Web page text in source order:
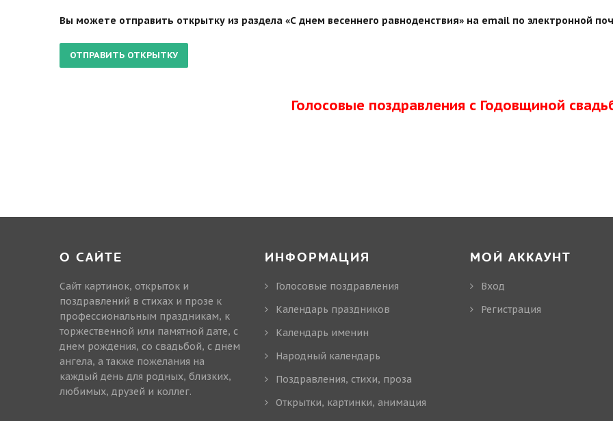
Вы можете отправить открытку из раздела «С днем весеннего равноденствия» на email по электронной
Голосовые поздравления с Годовщиной
О САЙТЕ
Сайт картинок, открыток и
поздравлений в стихах и прозе к
профессиональным праздникам, к
торжественной или памятной дате, с
днем рождения, со свадьбой, с днем
ангела, а также пожелания на
каждый день для родных, близких,
любимых, друзей и коллег.
ИНФОРМАЦИЯ
Голосовые поздравления
Календарь праздников
Календарь именин
Народный календарь
Поздравления, стихи, проза
Открытки, картинки, анимация
МОЙ АККАУНТ
Вход
Регистрация